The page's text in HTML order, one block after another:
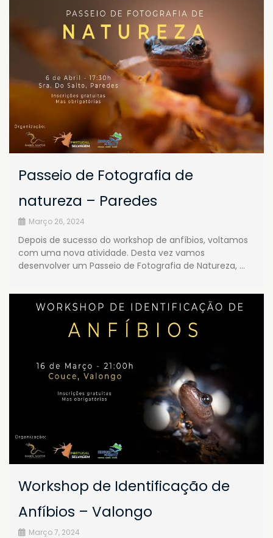
Passeio de Fotografia de
natureza – Paredes
Março 26, 2024
Depois de sucesso do workshop de anfíbios, voltamos
com uma nova atividade. Desta vez vamos
desenvolver um Passeio de Fotografia de Natureza, …
Workshop de Identificação de
Anfíbios – Valongo
Março 7, 2024